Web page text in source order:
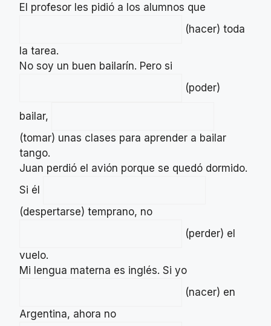
El profesor les pidió a los alumnos que
(hacer) toda
la tarea.
No soy un buen bailarín. Pero si
(poder)
bailar,
(tomar) unas clases para aprender a bailar
tango.
Juan perdió el avión porque se quedó dormido.
Si él
(despertarse) temprano, no
(perder) el
vuelo.
Mi lengua materna es inglés. Si yo
(nacer) en
Argentina, ahora no